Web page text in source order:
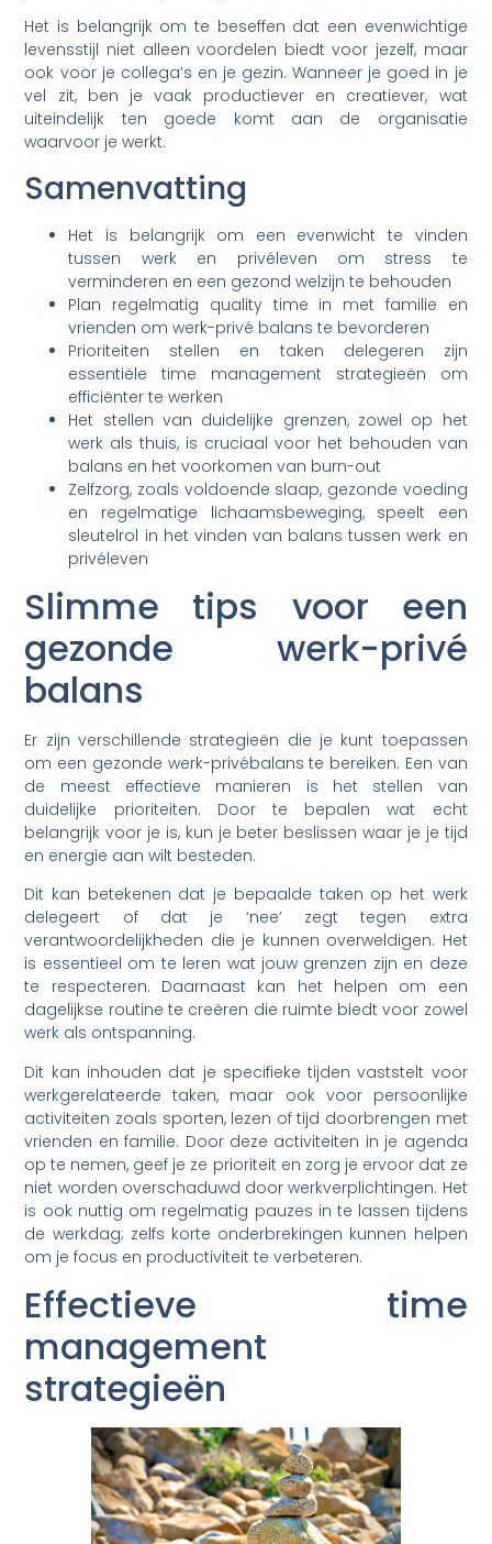
Het is belangrijk om te beseffen dat een evenwichtige
levensstijl niet alleen voordelen biedt voor jezelf, maar
ook voor je collega’s en je gezin. Wanneer je goed in je
vel zit, ben je vaak productiever en creatiever, wat
uiteindelijk ten goede komt aan de organisatie
waarvoor je werkt.
Samenvatting
Het is belangrijk om een evenwicht te vinden
tussen werk en privéleven om stress te
verminderen en een gezond welzijn te behouden
Plan regelmatig quality time in met familie en
vrienden om werk-privé balans te bevorderen
Prioriteiten stellen en taken delegeren zijn
essentiële time management strategieën om
efficiënter te werken
Het stellen van duidelijke grenzen, zowel op het
werk als thuis, is cruciaal voor het behouden van
balans en het voorkomen van burn-out
Zelfzorg, zoals voldoende slaap, gezonde voeding
en regelmatige lichaamsbeweging, speelt een
sleutelrol in het vinden van balans tussen werk en
privéleven
Slimme tips voor een
gezonde werk-privé
balans
Er zijn verschillende strategieën die je kunt toepassen
om een gezonde werk-privébalans te bereiken. Een van
de meest effectieve manieren is het stellen van
duidelijke prioriteiten. Door te bepalen wat echt
belangrijk voor je is, kun je beter beslissen waar je je tijd
en energie aan wilt besteden.
Dit kan betekenen dat je bepaalde taken op het werk
delegeert of dat je ‘nee’ zegt tegen extra
verantwoordelijkheden die je kunnen overweldigen. Het
is essentieel om te leren wat jouw grenzen zijn en deze
te respecteren. Daarnaast kan het helpen om een
dagelijkse routine te creëren die ruimte biedt voor zowel
werk als ontspanning.
Dit kan inhouden dat je specifieke tijden vaststelt voor
werkgerelateerde taken, maar ook voor persoonlijke
activiteiten zoals sporten, lezen of tijd doorbrengen met
vrienden en familie. Door deze activiteiten in je agenda
op te nemen, geef je ze prioriteit en zorg je ervoor dat ze
niet worden overschaduwd door werkverplichtingen. Het
is ook nuttig om regelmatig pauzes in te lassen tijdens
de werkdag; zelfs korte onderbrekingen kunnen helpen
om je focus en productiviteit te verbeteren.
Effectieve time
management
strategieën